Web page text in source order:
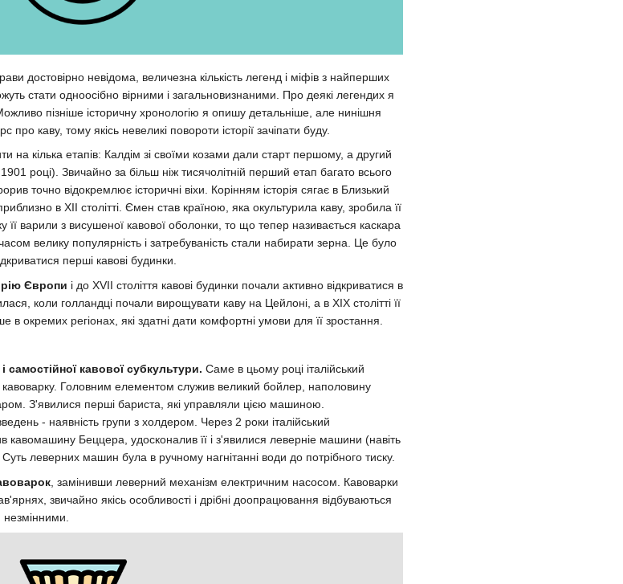
достовірно невідома, величезна кількість легенд і міфів з найперших
стати одноосібно вірними і загальновизнаними. Про деякі легендих я
пізніше історичну хронологію я опишу детальніше, але нинішня
каву, тому якісь невеликі повороти історії зачіпати буду.
на кілька етапів: Калдім зі своїми козами дали старт першому, а другий
році). Звичайно за більш ніж тисячолітній перший етап багато всього
точно відокремлює історичні віхи. Корінням історія сягає в Близький
в XII столітті. Ємен став країною, яка окультурила каву, зробила її
варили з висушеної кавової оболонки, то що тепер називається каскара
велику популярність і затребуваність стали набирати зерна. Це було
перші кавові будинки.
Європи і до XVII століття кавові будинки почали активно відкриватися в
коли голландці почали вирощувати каву на Цейлоні, а в XIX столітті її
в окремих регіонах, які здатні дати комфортні умови для її зростання.
самостійної кавової субкультури. Саме в цьому році італійський
Головним елементом служив великий бойлер, наполовину
З'явилися перші бариста, які управляли цією машиною.
- наявність групи з холдером. Через 2 роки італійський
кавомашину Беццера, удосконалив її і з'явилися леверніе машини (навіть
Суть леверних машин була в ручному нагнітанні води до потрібного тиску.
, замінивши леверний механізм електричним насосом. Кавоварки
звичайно якісь особливості і дрібні доопрацювання відбуваються